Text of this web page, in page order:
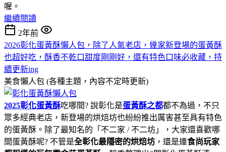
喔。
繼續閱讀
2年前
2026彰化蛋黃酥懶人包，除了人氣老店，幾家新登場的蛋黃酥
也超好吃，酥香不乾口甜度剛剛好，還有特色口味必收藏，持
續更新ing
美食懶人包 (各種主題，內容不定時更新)
2025彰化蛋黃酥吃哪間? 說彰化是蛋黃酥之都都不為過，不只
眾多經典老店，新登場的烘焙坊也紛紛推出厲害甚至具有特色
的蛋黃酥。除了最知名的「不二家 / 不二坊」，大家還喜歡哪
間蛋黃酥呢? 不管是全彰化最隱密的烘焙坊 ，還是連食尚玩家